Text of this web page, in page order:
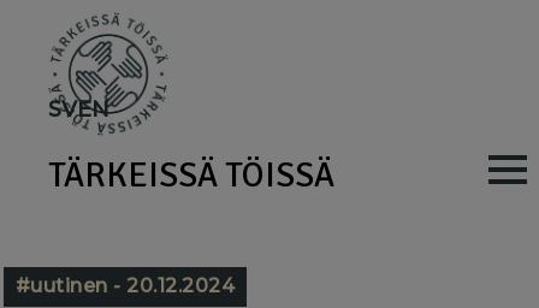
main
content
SVEN
TÄRKEISSÄ TÖISSÄ
#uutinen - 20.12.2024